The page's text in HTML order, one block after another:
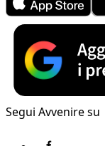
Segui Avvenire su